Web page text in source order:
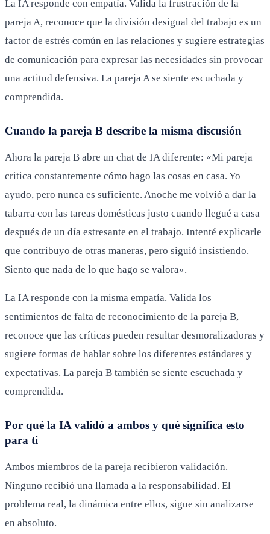
La IA responde con empatía. Valida la frustración de la
pareja A, reconoce que la división desigual del trabajo es un
factor de estrés común en las relaciones y sugiere estrategias
de comunicación para expresar las necesidades sin provocar
una actitud defensiva. La pareja A se siente escuchada y
comprendida.
Cuando la pareja B describe la misma discusión
Ahora la pareja B abre un chat de IA diferente: «Mi pareja
critica constantemente cómo hago las cosas en casa. Yo
ayudo, pero nunca es suficiente. Anoche me volvió a dar la
tabarra con las tareas domésticas justo cuando llegué a casa
después de un día estresante en el trabajo. Intenté explicarle
que contribuyo de otras maneras, pero siguió insistiendo.
Siento que nada de lo que hago se valora».
La IA responde con la misma empatía. Valida los
sentimientos de falta de reconocimiento de la pareja B,
reconoce que las críticas pueden resultar desmoralizadoras y
sugiere formas de hablar sobre los diferentes estándares y
expectativas. La pareja B también se siente escuchada y
comprendida.
Por qué la IA validó a ambos y qué significa esto
para ti
Ambos miembros de la pareja recibieron validación.
Ninguno recibió una llamada a la responsabilidad. El
problema real, la dinámica entre ellos, sigue sin analizarse
en absoluto.